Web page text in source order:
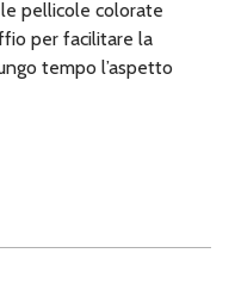
pellicole colorate
per facilitare la
tempo l’aspetto